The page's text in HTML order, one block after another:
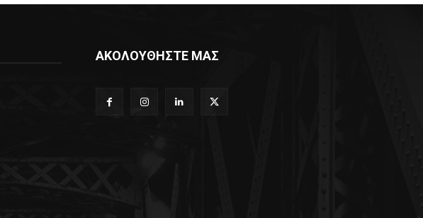
ΑΚΟΛΟΥΘΗΣΤΕ ΜΑΣ